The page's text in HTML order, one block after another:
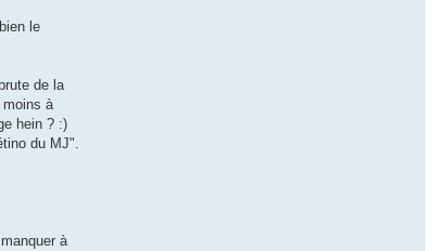
le
de la
moins à
hein ? :)
du MJ".
à